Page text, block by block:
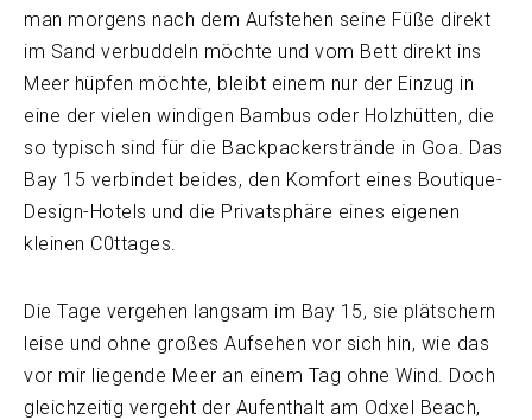
man morgens nach dem Aufstehen seine Füße direkt
im Sand verbuddeln möchte und vom Bett direkt ins
Meer hüpfen möchte, bleibt einem nur der Einzug in
eine der vielen windigen Bambus oder Holzhütten, die
so typisch sind für die Backpackerstrände in Goa. Das
Bay 15 verbindet beides, den Komfort eines Boutique-
Design-Hotels und die Privatsphäre eines eigenen
kleinen C0ttages.
Die Tage vergehen langsam im Bay 15, sie plätschern
leise und ohne großes Aufsehen vor sich hin, wie das
vor mir liegende Meer an einem Tag ohne Wind. Doch
gleichzeitig vergeht der Aufenthalt am Odxel Beach,